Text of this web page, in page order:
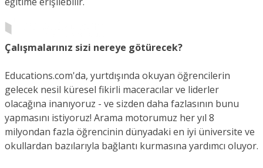
Çalışmalarınız sizi nereye götürecek?
Educations.com'da, yurtdışında okuyan öğrencilerin
gelecek nesil küresel fikirli maceracılar ve liderler
olacağına inanıyoruz - ve sizden daha fazlasının bunu
yapmasını istiyoruz! Arama motorumuz her yıl 8
milyondan fazla öğrencinin dünyadaki en iyi üniversite ve
okullardan bazılarıyla bağlantı kurmasına yardımcı oluyor.